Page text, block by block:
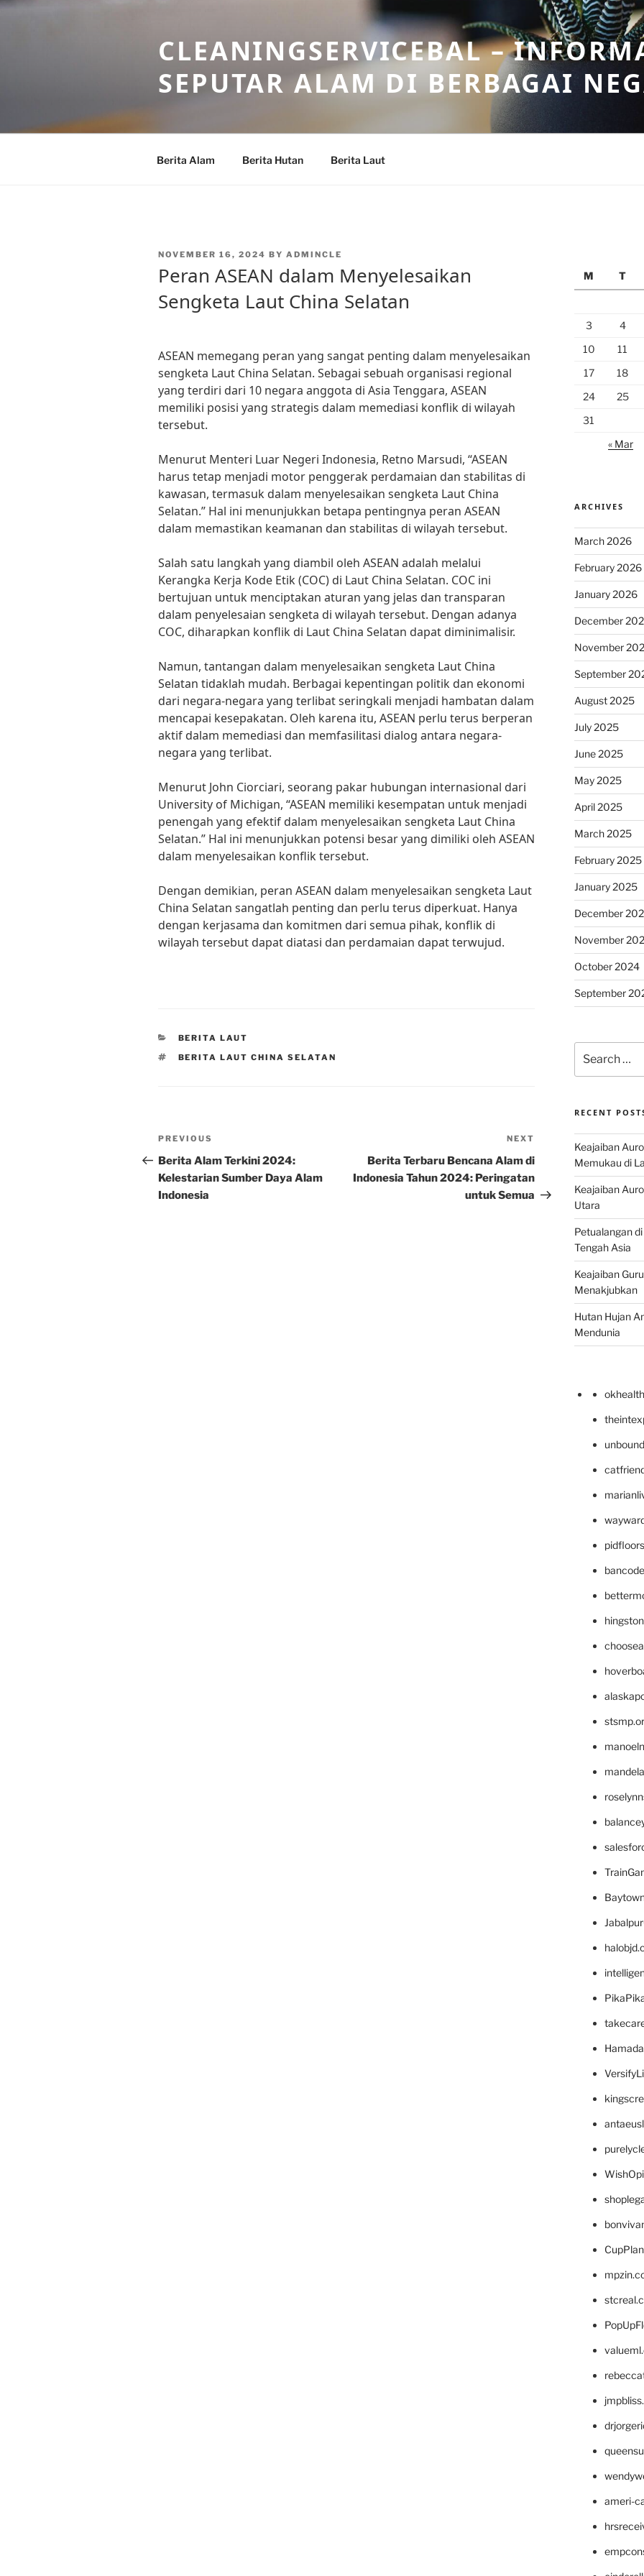
Skip
CLEANINGSERVICEBAL –
SEPUTAR ALAM DI BERBAGAI
Berita Alam Berita Hutan Berita Laut
POSTED
NOVEMBER 16, 2024 BY ADMINCLE
Peran ASEAN dalam Menyelesaikan
Sengketa Laut China Selatan
ASEAN memegang peran yang sangat penting dalam menyelesaikan
sengketa Laut China Selatan. Sebagai sebuah organisasi regional
yang terdiri dari 10 negara anggota di Asia Tenggara, ASEAN
memiliki posisi yang strategis dalam memediasi konflik di wilayah
tersebut.
Menurut Menteri Luar Negeri Indonesia, Retno Marsudi, “ASEAN
harus tetap menjadi motor penggerak perdamaian dan stabilitas di
kawasan, termasuk dalam menyelesaikan sengketa Laut China
Selatan.” Hal ini menunjukkan betapa pentingnya peran ASEAN
dalam memastikan keamanan dan stabilitas di wilayah tersebut.
Salah satu langkah yang diambil oleh ASEAN adalah melalui
Kerangka Kerja Kode Etik (COC) di Laut China Selatan. COC ini
bertujuan untuk menciptakan aturan yang jelas dan transparan
dalam penyelesaian sengketa di wilayah tersebut. Dengan adanya
COC, diharapkan konflik di Laut China Selatan dapat diminimalisir.
Namun, tantangan dalam menyelesaikan sengketa Laut China
Selatan tidaklah mudah. Berbagai kepentingan politik dan ekonomi
dari negara-negara yang terlibat seringkali menjadi hambatan dalam
mencapai kesepakatan. Oleh karena itu, ASEAN perlu terus berperan
aktif dalam memediasi dan memfasilitasi dialog antara negara-
negara yang terlibat.
Menurut John Ciorciari, seorang pakar hubungan internasional dari
University of Michigan, “ASEAN memiliki kesempatan untuk menjadi
penengah yang efektif dalam menyelesaikan sengketa Laut China
Selatan.” Hal ini menunjukkan potensi besar yang dimiliki oleh ASEAN
dalam menyelesaikan konflik tersebut.
Dengan demikian, peran ASEAN dalam menyelesaikan sengketa Laut
China Selatan sangatlah penting dan perlu terus diperkuat. Hanya
dengan kerjasama dan komitmen dari semua pihak, konflik di
wilayah tersebut dapat diatasi dan perdamaian dapat terwujud.
CATEGORIES
BERITA LAUT
TAGS
BERITA LAUT CHINA SELATAN
Post
navigation
Previous
Post
PREVIOUS
Berita Alam Terkini 2024:
Kelestarian Sumber Daya Alam
Indonesia
Post
NEXT
Berita Terbaru Bencana Alam di
Indonesia Tahun 2024: Peringatan
untuk Semua
M
T
3
4
10
11
17
18
24
25
31
« Mar
ARCHIVES
March 2026
February 2026
January 2026
December
November
September
August 2025
July 2025
June 2025
May 2025
April 2025
March 2025
February 2025
January 2025
December
November
October 2024
September
for:
RECENT
Keajaiban
Memukau di
Keajaiban
Utara
Petualangan
Tengah Asia
Keajaiban
Menakjubkan
Hutan Hujan
Mendunia
ameri-